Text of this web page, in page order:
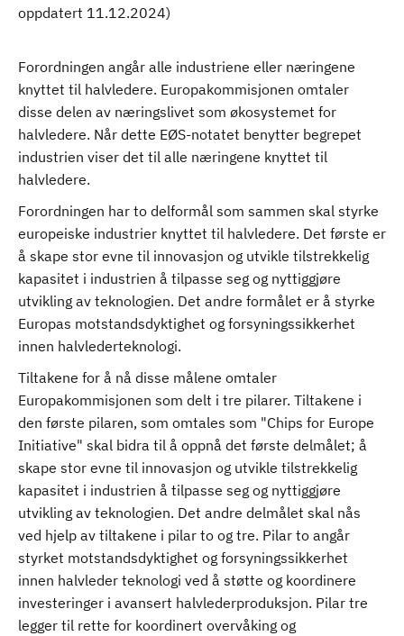
oppdatert 11.12.2024)
Forordningen angår alle industriene eller næringene
knyttet til halvledere. Europakommisjonen omtaler
disse delen av næringslivet som økosystemet for
halvledere. Når dette EØS-notatet benytter begrepet
industrien viser det til alle næringene knyttet til
halvledere.
Forordningen har to delformål som sammen skal styrke
europeiske industrier knyttet til halvledere. Det første er
å skape stor evne til innovasjon og utvikle tilstrekkelig
kapasitet i industrien å tilpasse seg og nyttiggjøre
utvikling av teknologien. Det andre formålet er å styrke
Europas motstandsdyktighet og forsyningssikkerhet
innen halvlederteknologi.
Tiltakene for å nå disse målene omtaler
Europakommisjonen som delt i tre pilarer. Tiltakene i
den første pilaren, som omtales som "Chips for Europe
Initiative" skal bidra til å oppnå det første delmålet; å
skape stor evne til innovasjon og utvikle tilstrekkelig
kapasitet i industrien å tilpasse seg og nyttiggjøre
utvikling av teknologien. Det andre delmålet skal nås
ved hjelp av tiltakene i pilar to og tre. Pilar to angår
styrket motstandsdyktighet og forsyningssikkerhet
innen halvleder teknologi ved å støtte og koordinere
investeringer i avansert halvlederproduksjon. Pilar tre
legger til rette for koordinert overvåking og